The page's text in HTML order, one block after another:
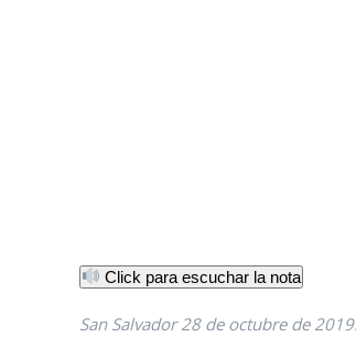
Click para escuchar la nota
San Salvador 28 de octubre de 2019.